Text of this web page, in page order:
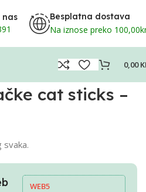
nas Besplatna dostava
Na iznose preko
0,00
cat sticks –
svaka.
WEB5